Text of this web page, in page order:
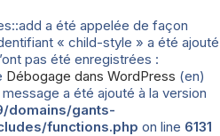
a été appelée de façon
« child-style » a été ajouté
pas été enregistrées :
Débogage dans WordPress (en)
a été ajouté à la version
domains/gants-
functions.php on line 6131